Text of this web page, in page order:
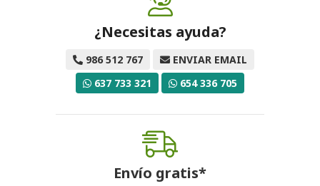
¿Necesitas ayuda?
986 512 767
ENVIAR EMAIL
637 733 321
654 336 705
Envío gratis*